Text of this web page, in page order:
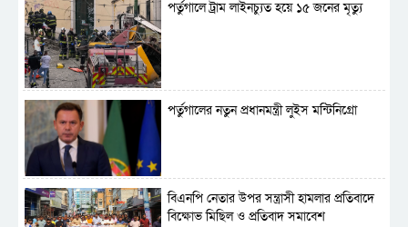
পর্তুগালে ট্রাম লাইনচ্যুত হয়ে ১৫ জনের মৃত্যু
পর্তুগালের নতুন প্রধানমন্ত্রী লুইস মন্টিনিগ্রো
বিএনপি নেতার উপর সন্ত্রাসী হামলার প্রতিবাদে
বিক্ষোভ মিছিল ও প্রতিবাদ সমাবেশ